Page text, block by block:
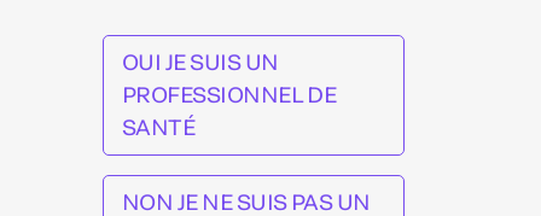
OUI JE SUIS UN
PROFESSIONNEL DE
SANTÉ
NON JE NE SUIS PAS UN